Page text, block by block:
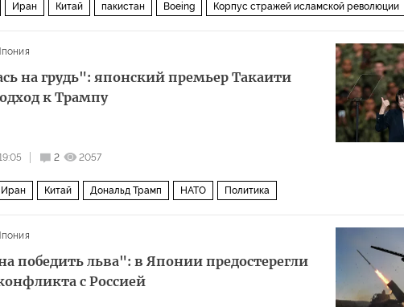
Иран Китай пакистан Boeing Корпус стражей исламской революции
на грудь": японский премьер Такаити
к Трампу
2 2057
Иран Китай Дональд Трамп НАТО Политика
победить льва": в Японии предостерегли
с Россией